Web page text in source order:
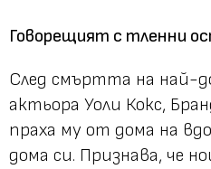
Говорещият с тленни
След смъртта на най-
актьора Уоли Кокс,
праха му от дома на
дома си. Признава, че